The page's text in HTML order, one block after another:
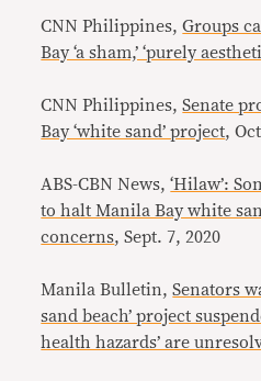
CNN Philippines,Groups
Bay ‘a sham,’ ‘purely
CNN Philippines,Senate
Bay ‘white sand’ project,
ABS-CBN News,‘Hilaw’:
to halt Manila Bay white
concerns, Sept. 7, 2020
Manila Bulletin,Senators
sand beach’ project
health hazards’ are